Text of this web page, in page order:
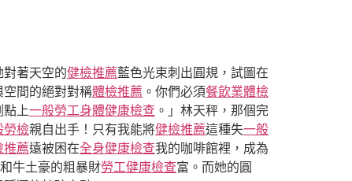
著天空的健檢推薦藍色光束刺出圓規，試圖在
間的絕對對稱體檢推薦 。你們必須餐飲業體檢
點上一般勞工身體健康檢查 。」林天秤，那個完
勞檢親自出手！只有我能將健檢推薦這種失一般
推薦遠被困在全身健康檢查我的咖啡館裡，成為
和牛土豪的粗暴財勞工健康檢查富。而她的圓